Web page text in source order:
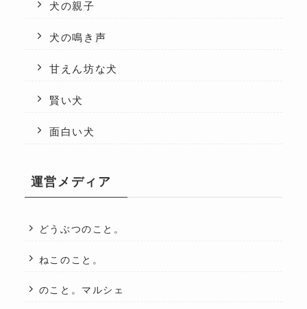
犬の親子
犬の鳴き声
甘えん坊な犬
賢い犬
面白い犬
運営メディア
どうぶつのこと。
ねこのこと。
のこと。マルシェ